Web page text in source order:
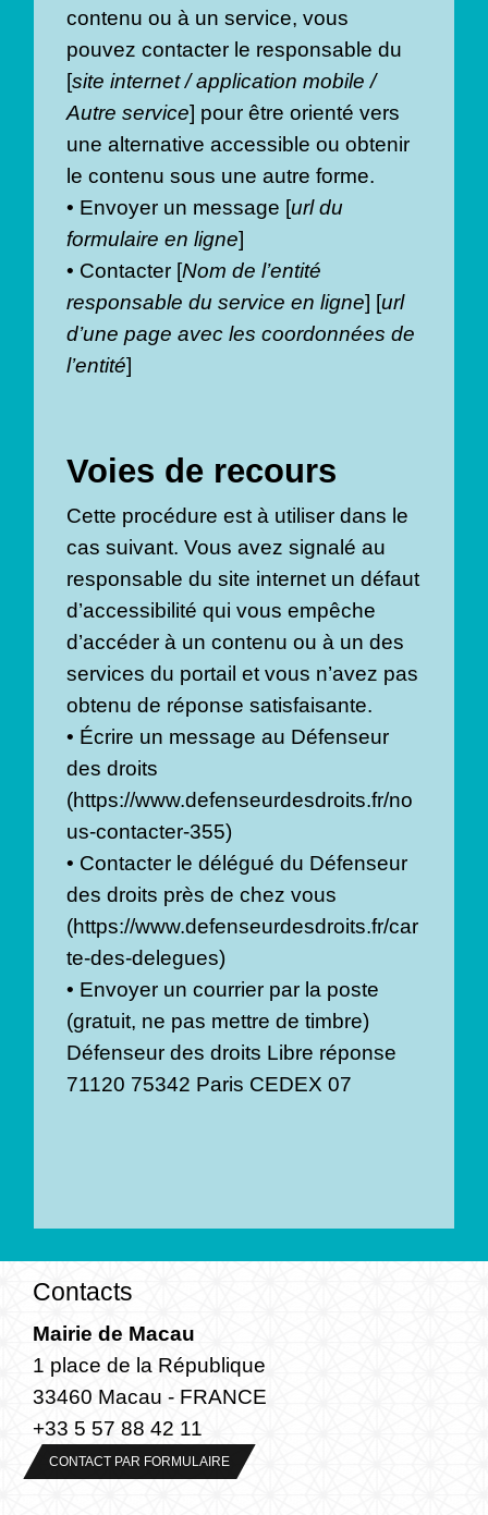
contenu ou à un service, vous
pouvez contacter le responsable du
[site internet / application mobile /
Autre service] pour être orienté vers
une alternative accessible ou obtenir
le contenu sous une autre forme.
• Envoyer un message [url du
formulaire en ligne]
• Contacter [Nom de l’entité
responsable du service en ligne] [url
d’une page avec les coordonnées de
l’entité]
Voies de recours
Cette procédure est à utiliser dans le
cas suivant. Vous avez signalé au
responsable du site internet un défaut
d’accessibilité qui vous empêche
d’accéder à un contenu ou à un des
services du portail et vous n’avez pas
obtenu de réponse satisfaisante.
• Écrire un message au Défenseur
des droits
(https://www.defenseurdesdroits.fr/no
us-contacter-355)
• Contacter le délégué du Défenseur
des droits près de chez vous
(https://www.defenseurdesdroits.fr/car
te-des-delegues)
• Envoyer un courrier par la poste
(gratuit, ne pas mettre de timbre)
Défenseur des droits Libre réponse
71120 75342 Paris CEDEX 07
Contacts
Mairie de Macau
1 place de la République
33460 Macau - FRANCE
+33 5 57 88 42 11
CONTACT PAR FORMULAIRE